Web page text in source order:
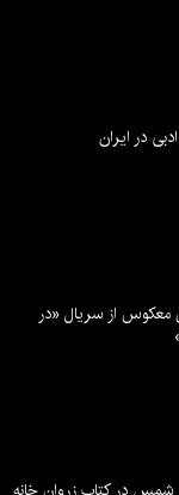
در ایران
معکوس از سریال «در